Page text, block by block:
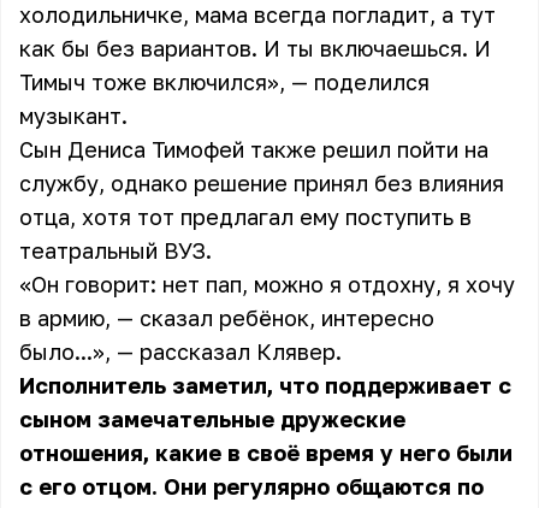
холодильничке, мама всегда погладит, а тут
как бы без вариантов. И ты включаешься. И
Тимыч тоже включился», — поделился
музыкант.
Сын Дениса Тимофей также решил пойти на
службу, однако решение принял без влияния
отца, хотя тот предлагал ему поступить в
театральный ВУЗ.
«Он говорит: нет пап, можно я отдохну, я хочу
в армию, — сказал ребёнок, интересно
было...», — рассказал Клявер.
Исполнитель заметил, что поддерживает с
сыном замечательные дружеские
отношения, какие в своё время у него были
с его отцом. Они регулярно общаются по